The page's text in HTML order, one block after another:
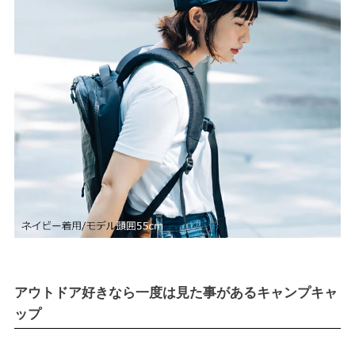
アウトドア好きなら一度は見た事があるキャンプキャ
ップ